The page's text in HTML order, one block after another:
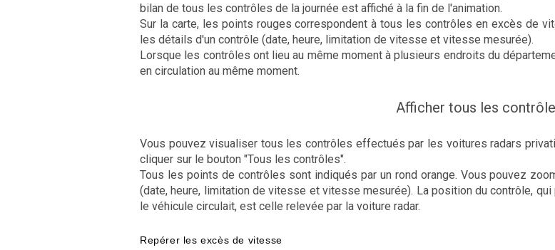
bilan de tous les contrôles de la journée est affiché à la fin de l'animation.
Sur la carte, les points rouges correspondent à tous les contrôles en excès de
les détails d'un contrôle (date, heure, limitation de vitesse et vitesse mesurée).
Lorsque les contrôles ont lieu au même moment à plusieurs endroits du
en circulation au même moment.
Afficher tous les
Vous pouvez visualiser tous les contrôles effectués par les voitures radars
cliquer sur le bouton "Tous les contrôles".
Tous les points de contrôles sont indiqués par un rond orange. Vous pouvez
(date, heure, limitation de vitesse et vitesse mesurée). La position du contrôle,
le véhicule circulait, est celle relevée par la voiture radar.
Repérer les excès de vitesse